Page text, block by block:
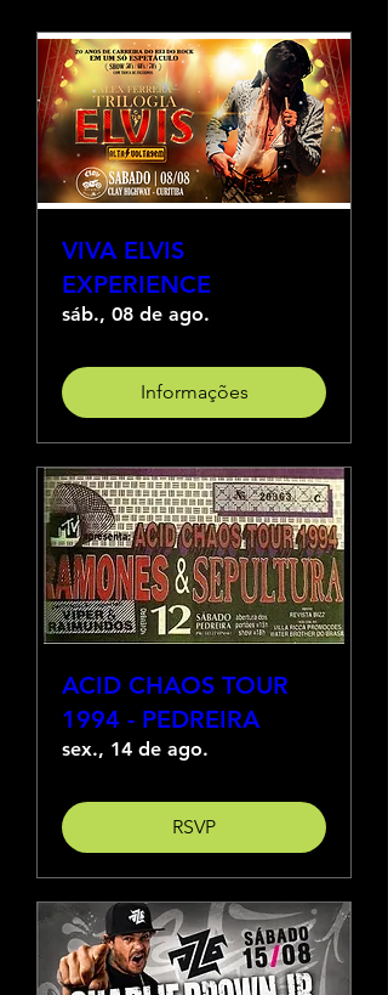
VIVA ELVIS
EXPERIENCE
sáb., 08 de ago.
Informações
ACID CHAOS TOUR
1994 - PEDREIRA
sex., 14 de ago.
RSVP